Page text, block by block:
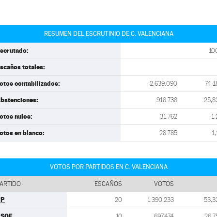
RESUMEN DEL ESCRUTINIO DE C. VALENCIANA
totales:
contabilizados: 2.639.090
918.738
nulos: 31.762
en blanco: 28.785
VOTOS POR PARTIDOS EN C. VALENCIANA
ESCAÑOS VOTOS
20 1.390.233